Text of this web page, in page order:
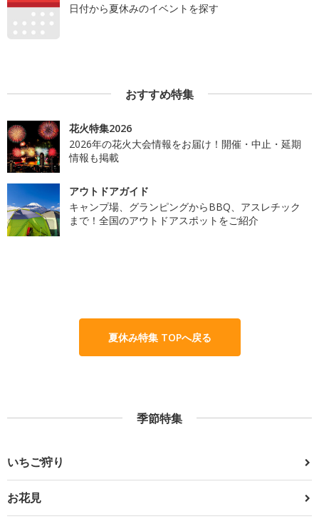
日付から夏休みのイベントを探す
おすすめ特集
花火特集2026
2026年の花火大会情報をお届け！開催・中止・延期
情報も掲載
アウトドアガイド
キャンプ場、グランピングからBBQ、アスレチック
まで！全国のアウトドアスポットをご紹介
夏休み特集 TOPへ戻る
季節特集
いちご狩り
お花見